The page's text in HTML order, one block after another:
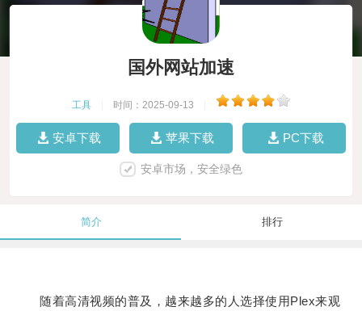
国外网站加速
工具 时间：2025-09-13
安卓下载 苹果下载 PC下载
安卓市场，安全绿色
简介 排行
随着高清视频的普及，越来越多的人选择使用Plex来观